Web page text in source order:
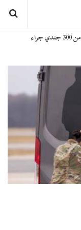
العودة إلى "مسؤول أمريكي يعلن عن إصابة أكثر من 300 جندي جراء